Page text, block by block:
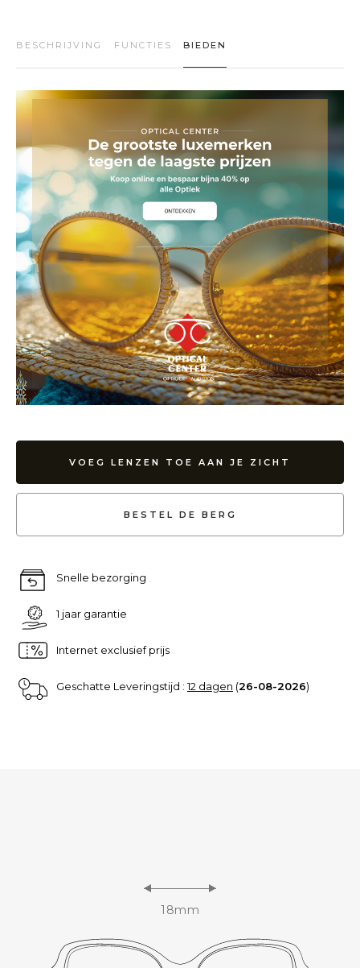
BESCHRIJVING FUNCTIES BIEDEN
VOEG LENZEN TOE AAN JE ZICHT
BESTEL DE BERG
Snelle bezorging
1 jaar garantie
Internet exclusief prijs
Geschatte Leveringstijd :12 dagen (26-08-2026)
18mm